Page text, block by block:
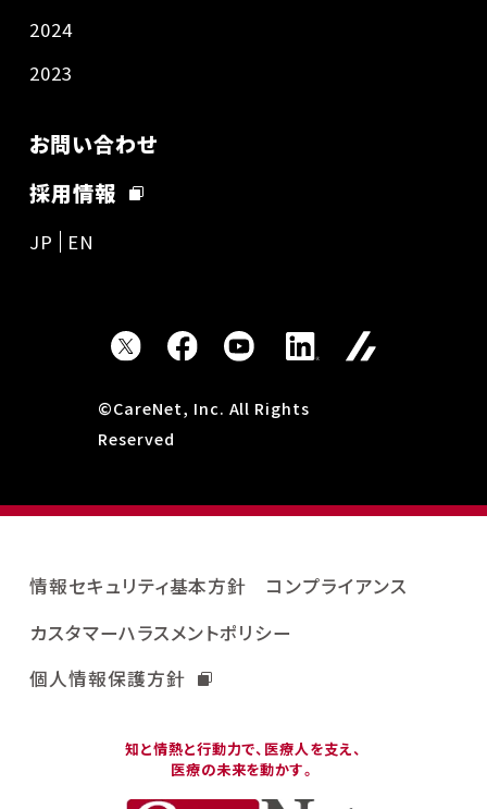
2024
2023
お問い合わせ
採用情報
JP EN
©CareNet, Inc. All Rights
Reserved
知と情熱と行動力で、医療人を支え、
医療の未来を動かす。
情報セキュリティ基本方針
コンプライアンス
カスタマーハラスメントポリシー
個人情報保護方針